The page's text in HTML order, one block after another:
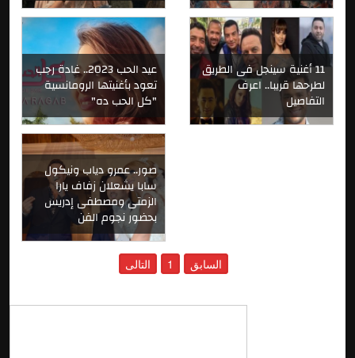
عيد الحب 2023.. غادة رجب
تعود بأغنيتها الرومانسية
"كل الحب ده"
11 أغنية سينجل فى الطريق
لطرحها قريبا.. اعرف
التفاصيل
صور.. عمرو دياب ونيكول
سابا يشعلان زفاف يارا
الزمتى ومصطفى إدريس
بحضور نجوم الفن
السابق 1 التالى